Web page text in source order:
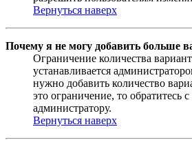
Вернуться наверх
Почему я не могу добавить больше
Ограничение количества
устанавливается
нужно добавить количество
это ограничение, то обратитесь
администратору.
Вернуться наверх